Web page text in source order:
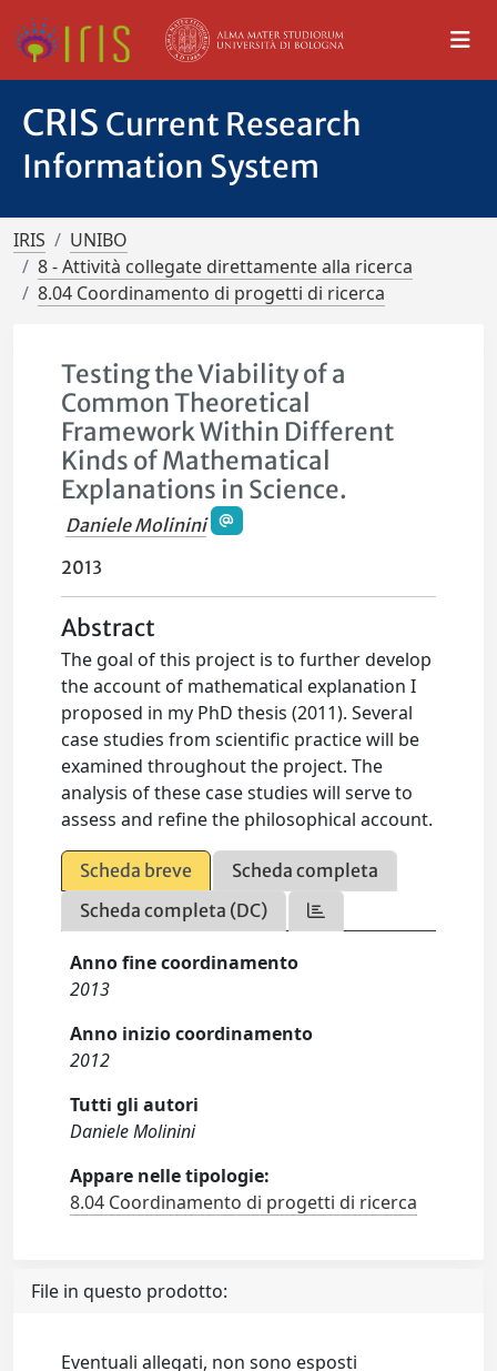
CRIS Current Research
Information System
IRIS
UNIBO
8 - Attività collegate direttamente alla ricerca
8.04 Coordinamento di progetti di ricerca
Testing the Viability of a
Common Theoretical
Framework Within Different
Kinds of Mathematical
Explanations in Science.
Daniele Molinini
2013
Abstract
The goal of this project is to further develop
the account of mathematical explanation I
proposed in my PhD thesis (2011). Several
case studies from scientific practice will be
examined throughout the project. The
analysis of these case studies will serve to
assess and refine the philosophical account.
Scheda breve
Scheda completa
Scheda completa (DC)
Anno fine coordinamento
2013
Anno inizio coordinamento
2012
Tutti gli autori
Daniele Molinini
Appare nelle tipologie:
8.04 Coordinamento di progetti di ricerca
File in questo prodotto:
Eventuali allegati, non sono esposti